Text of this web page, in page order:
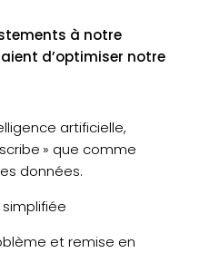
à notre
d’optimiser notre
artificielle,
» que comme
données.
et remise en